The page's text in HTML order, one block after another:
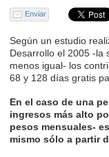
Enviar
Según un estudio
Desarrollo el 2005 -la
menos igual- los
68 y 128 días gratis
En el caso de una
ingresos más alto
pesos mensuales-
mismo sólo a partir